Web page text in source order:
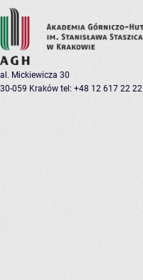
al. Mickiewicza 30
30-059 Kraków tel: +48 12 617 22 22